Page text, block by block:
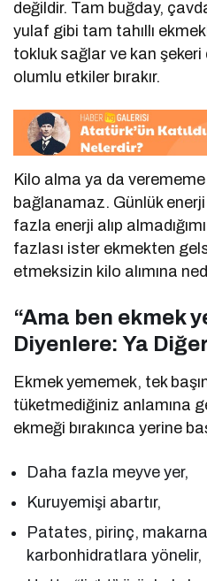
değildir. Tam buğday,
yulaf gibi tam tahıllı
tokluk sağlar ve kan
olumlu etkiler bırakır.
Kilo alma ya da
bağlanamaz. Günlük enerji
fazla enerji alıp
fazlası ister ekmekten
etmeksizin kilo alımına
“Ama ben ekmek
Diyenlere: Ya
Ekmek yememek, tek
tüketmediğiniz anlamına
ekmeği bırakınca yerine
Daha fazla meyve yer,
Kuruyemişi abartır,
Patates, pirinç,
karbonhidratlara yönelir,